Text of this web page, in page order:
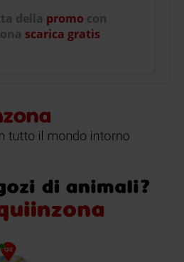
della promo con
scarica gratis